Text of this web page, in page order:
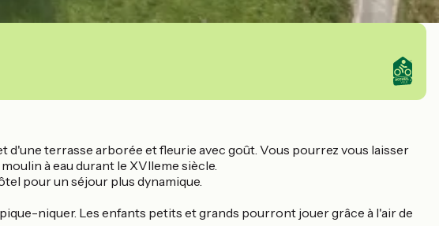
terrasse arborée et fleurie avec goût. Vous pourrez vous laisser
à eau durant le XVIIeme siècle.
pour un séjour plus dynamique.
niquer. Les enfants petits et grands pourront jouer grâce à l'air de